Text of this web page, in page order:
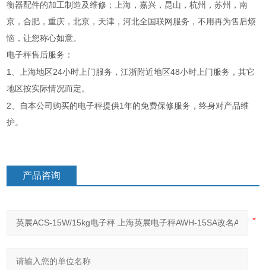
衡器配件的加工制造及维修；上海，嘉兴，昆山，杭州，苏州，南
京，合肥，重庆，北京，天津，河北全国联网服务，不用再为售后烦
恼，让您称心如意。
电子秤售后服务：
1 、上海地区24小时上门服务，江浙附近地区48小时上门服务，其它
地区按实际情况而定。
2、自本公司购买的电子秤提供1年的免费保修服务，终身对产品维
护。
产品咨询